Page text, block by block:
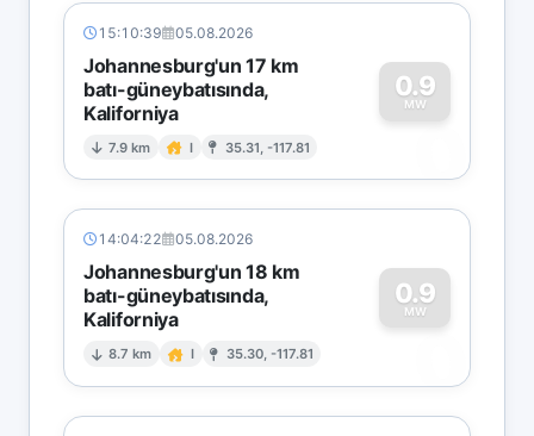
15:10:39 05.08.2026
Johannesburg'un 17 km
batı-güneybatısında,
Kaliforniya
7.9 km I 35.31, -117.81
0.9
MW
0
14:04:22 05.08.2026
Johannesburg'un 18 km
batı-güneybatısında,
Kaliforniya
8.7 km I 35.30, -117.81
0.9
MW
0